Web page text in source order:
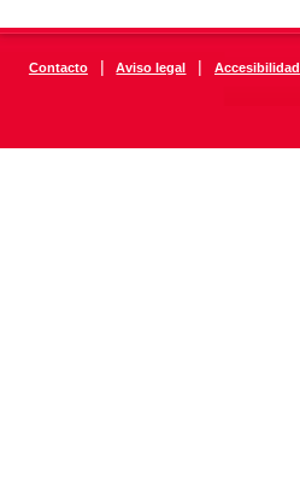
Contacto | Aviso legal | Accesibilidad